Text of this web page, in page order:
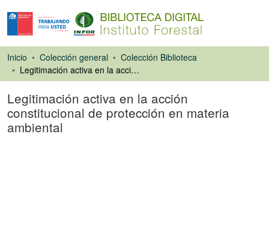
Inicio Colección general
Colección Biblioteca
Legitimación activa en la acción constitucional de protección en materia ambiental
Legitimación activa en la acción
constitucional de protección en materia
ambiental